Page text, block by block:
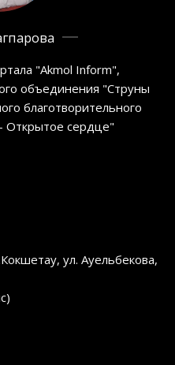
"Akmol Inform",
объединения "Струны
благотворительного
сердце"
ул. Ауельбекова,